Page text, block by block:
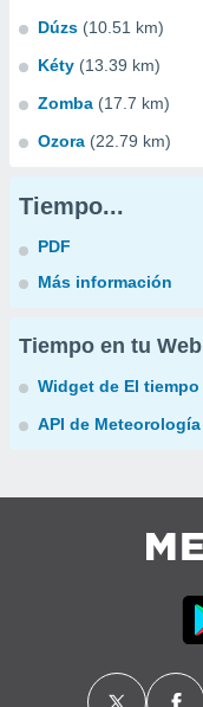
Dúzs (10.51 km)
Kéty (13.39 km)
Zomba (17.7 km)
Ozora (22.79 km)
Tiempo...
PDF
Más información
Tiempo en tu Web
Widget de El tiempo
API de Meteorología